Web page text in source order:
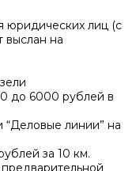
юридических лиц (с
выслан на
до 6000 рублей в
“Деловые линии” на
за 10 км.